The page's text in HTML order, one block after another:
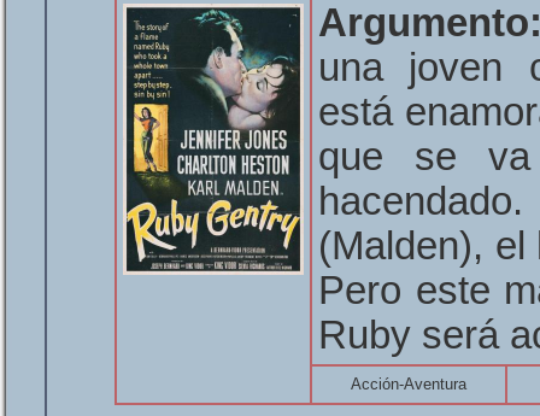
una joven
está
que se
(Malden),
Pero este
Ruby será
Acción-Aventura